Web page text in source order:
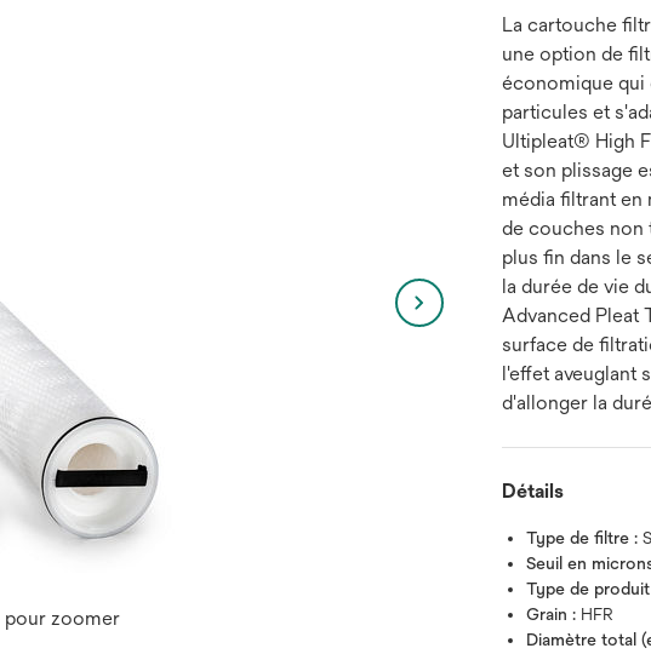
pour zoomer
La cartouche
une option de
économique qui
particules et
Ultipleat® High
et son plissage
média filtrant
de couches non
plus fin dans le
la durée de vie
Advanced Pleat
surface de
l'effet aveuglant
d'allonger la
Détails
Type de filtre :
Seuil en
Type de
Grain : HFR
Diamètre total